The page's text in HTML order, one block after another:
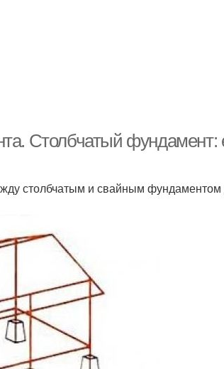
Столбчатый фундамент:
столбчатым и свайным фундаментом